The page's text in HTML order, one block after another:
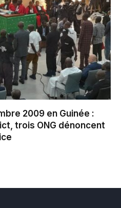
2009 en Guinée :
trois ONG dénoncent